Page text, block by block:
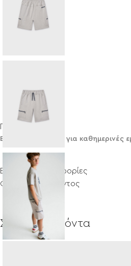
Περιγραφή
Βερμούδα Mayoral για καθημερινές
Επιπλέον πληροφορίες
Φροντίδα προϊόντος
Σχετικά προϊόντα